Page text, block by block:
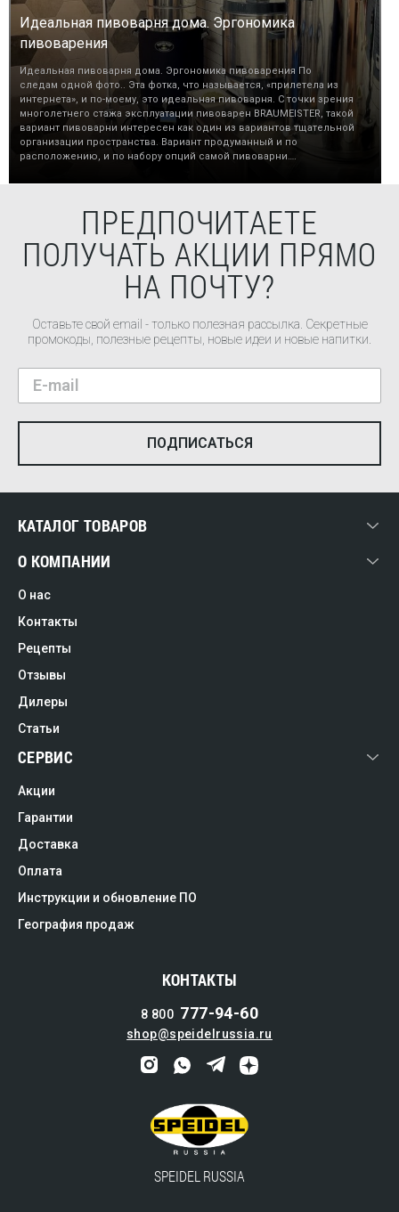
Идеальная пивоварня дома. Эргономика
пивоварения
Идеальная пивоварня дома. Эргономика пивоварения По
следам одной фото.. Эта фотка, что называется, «прилетела из
интернета», и по-моему, это идеальная пивоварня. С точки зрения
многолетнего стажа эксплуатации пивоварен BRAUMEISTER, такой
вариант пивоварни интересен как один из вариантов тщательной
организации пространства. Вариант продуманный и по
расположению, и по набору опций самой пивоварни….
ПРЕДПОЧИТАЕТЕ
ПОЛУЧАТЬ АКЦИИ ПРЯМО
НА ПОЧТУ?
Оставьте свой email - только полезная рассылка. Секретные
промокоды, полезные рецепты, новые идеи и новые напитки.
КАТАЛОГ ТОВАРОВ
О КОМПАНИИ
О нас
Контакты
Рецепты
Отзывы
Дилеры
Статьи
СЕРВИС
Акции
Гарантии
Доставка
Оплата
Инструкции и обновление ПО
География продаж
КОНТАКТЫ
8 800 777-94-60
shop@speidelrussia.ru
SPEIDEL RUSSIA